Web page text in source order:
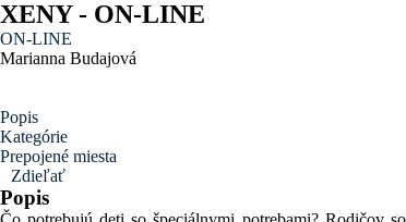
XENY - ON-LINE
ON-LINE
Marianna Budajová
Popis
Kategórie
Prepojené miesta
Zdieľať
Popis